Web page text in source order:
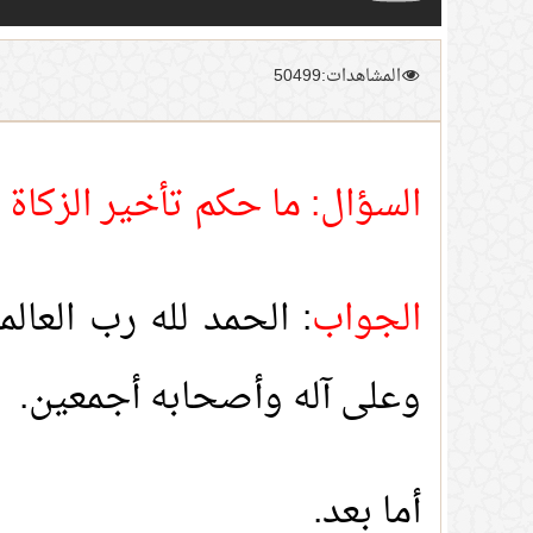
المشاهدات:50499
السؤال: ما حكم تأخير
الجواب: الحمد لله رب
وعلى آله وأصحابه أجمعين.
أما بعد.